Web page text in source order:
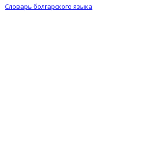
Словарь болгарского языка